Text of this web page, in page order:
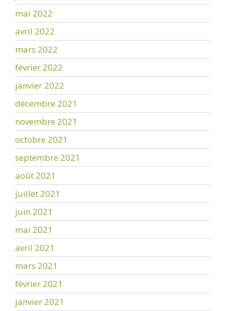
mai 2022
avril 2022
mars 2022
février 2022
janvier 2022
décembre 2021
novembre 2021
octobre 2021
septembre 2021
août 2021
juillet 2021
juin 2021
mai 2021
avril 2021
mars 2021
février 2021
janvier 2021